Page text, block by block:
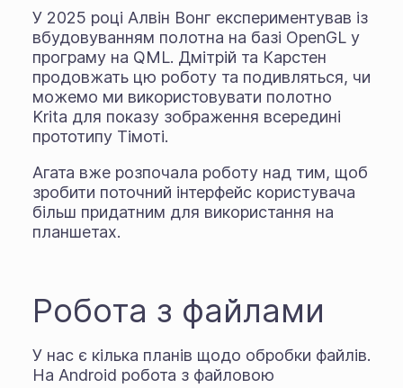
У 2025 році Алвін Вонг експериментував із
вбудовуванням полотна на базі OpenGL у
програму на QML. Дмітрій та Карстен
продовжать цю роботу та подивляться, чи
можемо ми використовувати полотно
Krita для показу зображення всередині
прототипу Тімоті.
Агата вже розпочала роботу над тим, щоб
зробити поточний інтерфейс користувача
більш придатним для використання на
планшетах.
Робота з файлами
У нас є кілька планів щодо обробки файлів.
На Android робота з файловою